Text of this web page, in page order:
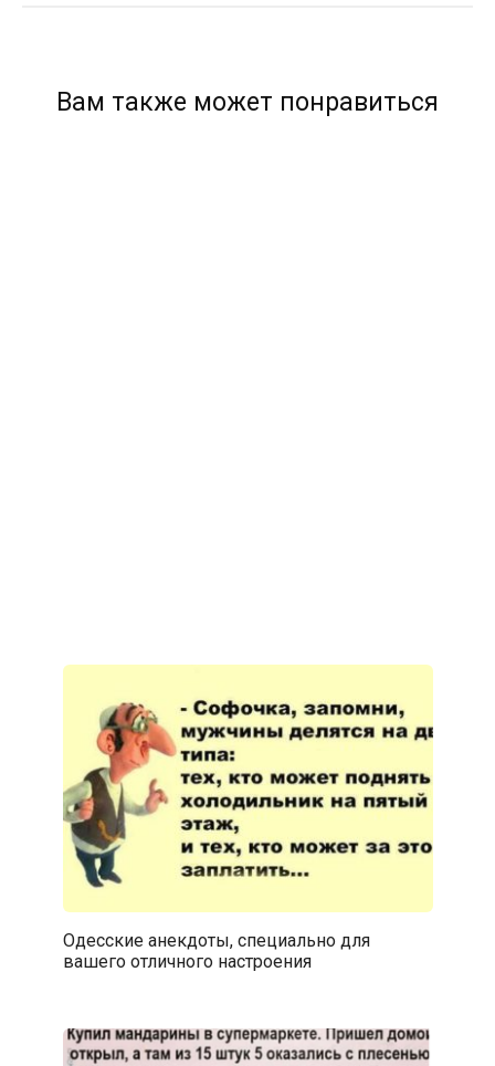
Вам также может понравиться
Одесские анекдоты, специально для
вашего отличного настроения